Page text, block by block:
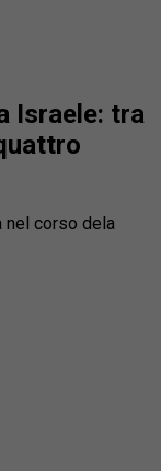
Israele: tra
nel corso dela